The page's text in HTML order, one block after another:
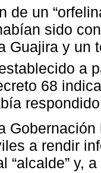
de un
sido
Guajira y un
a
68
a rendir
“alcalde” y,